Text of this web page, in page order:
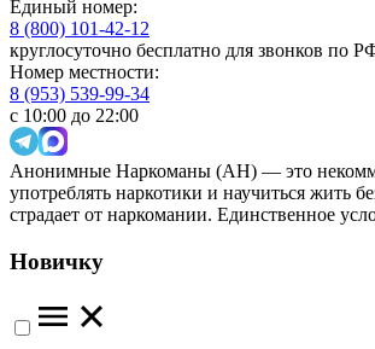
Единый номер:
8 (800) 101-42-12
круглосуточно бесплатно для звонков по
Номер местности:
8 (953) 539-99-34
с 10:00 до 22:00
Анонимные Наркоманы (АН) — это
употреблять наркотики и научиться жить
страдает от наркомании. Единственное
Новичку